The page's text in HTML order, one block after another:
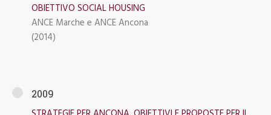
OBIETTIVO SOCIAL HOUSING
ANCE Marche e ANCE Ancona
(2014)
2009